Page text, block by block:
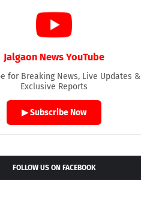
Jalgaon News YouTube
for Breaking News, Live Updates &
Exclusive Reports
▶ Subscribe Now
FOLLOW US ON FACEBOOK